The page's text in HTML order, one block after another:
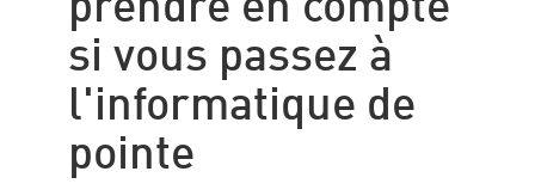
si vous passez à
l'informatique de
pointe